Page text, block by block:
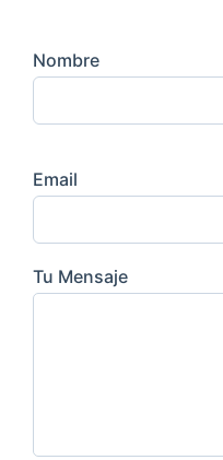
Nombre
Email
Tu Mensaje